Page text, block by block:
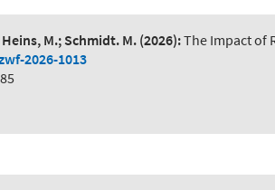
M.; Schmidt. M.(2026):The Impact of
2026-1013